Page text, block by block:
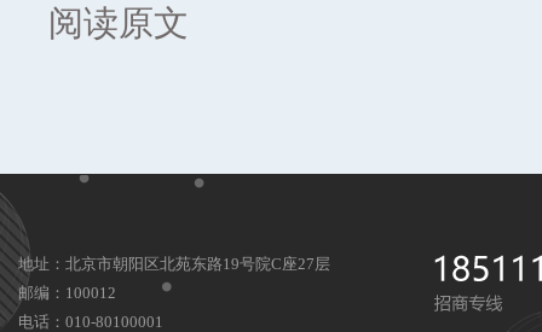
阅读原文
地址：北京市朝阳区北苑东路19号院C座27层
邮编：100012
电话：010-80100001